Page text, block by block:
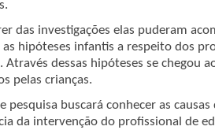
das investigações elas puderam
as hipóteses infantis a respeito dos
Através dessas hipóteses se chegou
pelas crianças.
pesquisa buscará conhecer as
da intervenção do profissional de